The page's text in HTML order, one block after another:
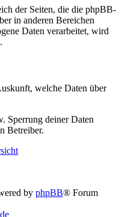
der Seiten, die die phpBB-
in anderen Bereichen
Daten verarbeitet, wird
welche Daten über
Sperrung deiner Daten
Betreiber.
by phpBB® Forum